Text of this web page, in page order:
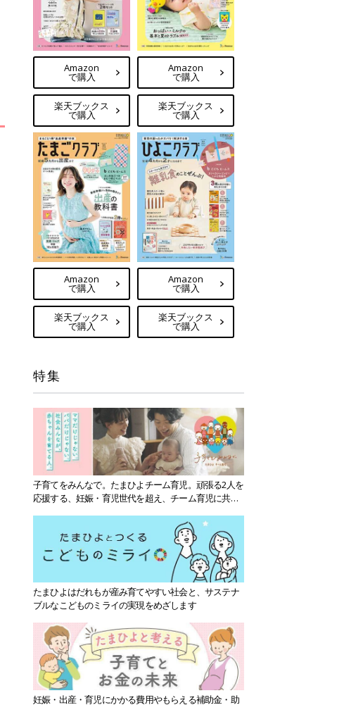
Amazon
で購入
楽天ブックス
で購入
Amazon
で購入
楽天ブックス
で購入
Amazon
で購入
楽天ブックス
で購入
Amazon
で購入
楽天ブックス
で購入
特集
子育てをみんなで。たまひよチーム育児。頑張る2人を
応援する、妊娠・育児世代を超え、チーム育児に共感
たまひよはだれもが産み育てやすい社会と、サステナ
ブルなこどものミライの実現をめざします
妊娠・出産・育児にかかる費用やもらえる補助金・助